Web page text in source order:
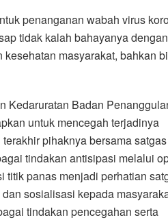
penanganan wabah virus
tidak kalah bahayanya dengan
masyarakat, bahkan
Kedaruratan Badan
untuk mencegah terjadinya
pihaknya bersama satgas
tindakan antisipasi melalui
titik panas menjadi perhatian
sosialisasi kepada
tindakan pencegahan serta